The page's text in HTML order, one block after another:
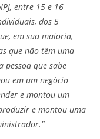
entre 15 e 16
dos 5
em sua maioria,
que não têm uma
pessoa que sabe
em um negócio
e montou um
e montou uma